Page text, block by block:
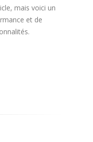
mais voici un
et de